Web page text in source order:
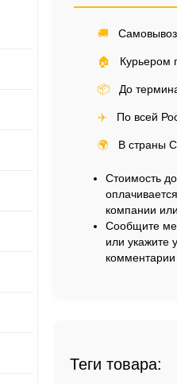
🚚
🏠 Курьером
📦 До
✈️ По всей
🌍 В страны
Стоимость
компании
Сообщите
или укажите
Теги товара: